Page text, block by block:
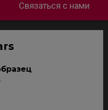
Связаться с нами